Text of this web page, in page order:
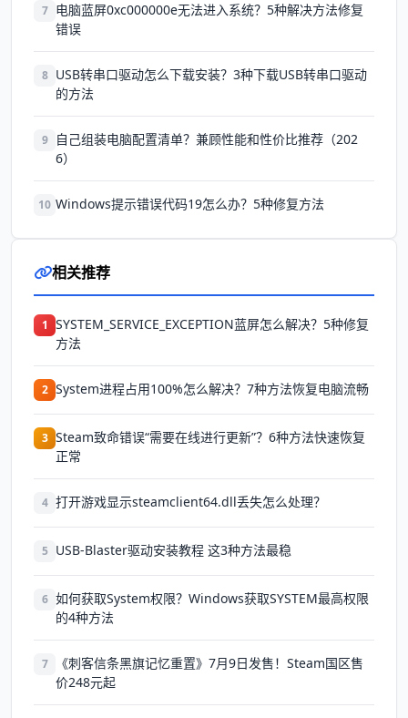
7 电脑蓝屏0xc000000e无法进入系统？5种解决方法修复
错误
8 USB转串口驱动怎么下载安装？3种下载USB转串口驱动
的方法
9
自己组装电脑配置清单？兼顾性能和性价比推荐（202
6）
10 Windows提示错误代码19怎么办？5种修复方法
相关推荐
1 SYSTEM_SERVICE_EXCEPTION蓝屏怎么解决？5种修复
方法
2 System进程占用100%怎么解决？7种方法恢复电脑流畅
3 Steam致命错误“需要在线进行更新”？6种方法快速恢复
正常
4 打开游戏显示steamclient64.dll丢失怎么处理？
5 USB-Blaster驱动安装教程 这3种方法最稳
6 如何获取System权限？Windows获取SYSTEM最高权限
的4种方法
7
《刺客信条黑旗记忆重置》7月9日发售！Steam国区售
价248元起